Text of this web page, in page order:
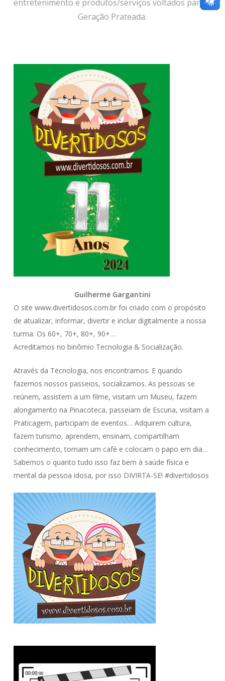
entretenimento e produtos/serviços voltados para a
Geração Prateada.
Guilherme Gargantini
O site www.divertidosos.com.br foi criado com o propósito
de atualizar, informar, divertir e incluir digitalmente a nossa
turma: Os 60+, 70+, 80+, 90+…
Acreditamos no binômio Tecnologia & Socialização.
Através da Tecnologia, nos encontramos. E quando
fazemos nossos passeios, socializamos. As pessoas se
reúnem, assistem a um filme, visitam um Museu, fazem
alongamento na Pinacoteca, passeiam de Escuna, visitam a
Praticagem, participam de eventos… Adquirem cultura,
fazem turismo, aprendem, ensinam, compartilham
conhecimento, tomam um café e colocam o papo em dia…
Sabemos o quanto tudo isso faz bem à saúde física e
mental da pessoa idosa, por isso DIVIRTA-SE! #divertidosos